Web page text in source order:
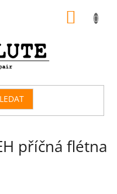
příčná flétna